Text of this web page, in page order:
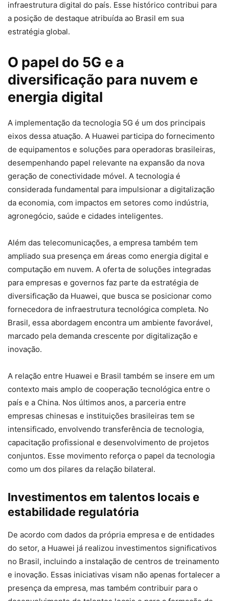
infraestrutura digital do país. Esse histórico contribui para
a posição de destaque atribuída ao Brasil em sua
estratégia global.
O papel do 5G e a
diversificação para nuvem e
energia digital
A implementação da tecnologia 5G é um dos principais
eixos dessa atuação. A Huawei participa do fornecimento
de equipamentos e soluções para operadoras brasileiras,
desempenhando papel relevante na expansão da nova
geração de conectividade móvel. A tecnologia é
considerada fundamental para impulsionar a digitalização
da economia, com impactos em setores como indústria,
agronegócio, saúde e cidades inteligentes.
Além das telecomunicações, a empresa também tem
ampliado sua presença em áreas como energia digital e
computação em nuvem. A oferta de soluções integradas
para empresas e governos faz parte da estratégia de
diversificação da Huawei, que busca se posicionar como
fornecedora de infraestrutura tecnológica completa. No
Brasil, essa abordagem encontra um ambiente favorável,
marcado pela demanda crescente por digitalização e
inovação.
A relação entre Huawei e Brasil também se insere em um
contexto mais amplo de cooperação tecnológica entre o
país e a China. Nos últimos anos, a parceria entre
empresas chinesas e instituições brasileiras tem se
intensificado, envolvendo transferência de tecnologia,
capacitação profissional e desenvolvimento de projetos
conjuntos. Esse movimento reforça o papel da tecnologia
como um dos pilares da relação bilateral.
Investimentos em talentos locais e
estabilidade regulatória
De acordo com dados da própria empresa e de entidades
do setor, a Huawei já realizou investimentos significativos
no Brasil, incluindo a instalação de centros de treinamento
e inovação. Essas iniciativas visam não apenas fortalecer a
presença da empresa, mas também contribuir para o